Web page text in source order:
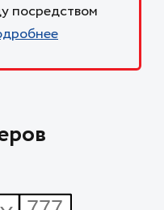
посредством